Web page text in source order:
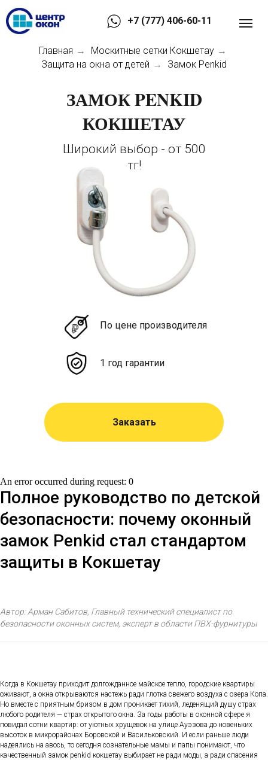
+7 (777) 406-60-11
Главная → Москитные сетки Кокшетау →
Защита на окна от детей → Замок Penkid
ЗАМОК PENKID
КОКШЕТАУ
По цене производителя
1 год гарантии
Заказать
Широкий выбор - от 500
тг!
An error occurred during request: 0
Полное руководство по детской
безопасности: почему оконный
замок Penkid стал стандартом
защиты в Кокшетау
Автор: Арман Сабитов, Главный технический специалист по
безопасности оконных систем, эксперт в области ПВХ-фурнитуры
Когда в Кокшетау приходит долгожданное майское тепло, городские квартиры
оживают, а окна открываются настежь ради глотка свежего воздуха с озера Копа.
Но вместе с приятным бризом в дом проникает тихий, леденящий душу страх
любого родителя — страх открытого окна. За годы работы в оконной сфере я
повидал сотни квартир: от уютных хрущевок на улице Ауэзова до новеньких
высоток в микрорайонах Боровской и Васильковский. И если раньше люди
надеялись на авось, то сегодня сознательные мамы и папы понимают, что
качественный замок penkid кокшетау выбирает не ради моды, а ради спасения